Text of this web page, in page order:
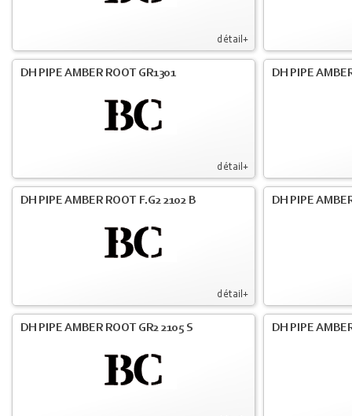
détail+
détail+
DH PIPE AMBER ROOT GR1301 DH PIPE
détail+
DH PIPE AMBER ROOT F.G2 2102 B DH PIPE
DH PIPE AMBER ROOT GR2 2105 S DH PIPE